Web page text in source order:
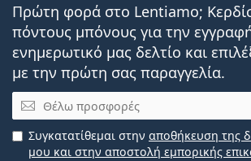
Πρώτη φορά στο Lentiamo;
πόντους μπόνους για την
ενημερωτικό μας δελτίο και
με την πρώτη σας παραγγελία.
Email
Συγκατατίθεμαι στην αποθήκευση της
μου και στην αποστολή εμπορικής